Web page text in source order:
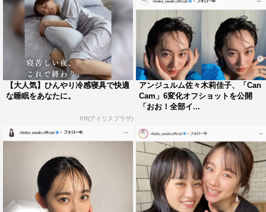
【大人気】ひんやり冷感寝具で快適
な睡眠をあなたに。
PR(アイリスプラザ)
アンジュルム佐々木莉佳子、「Can
Cam」6変化オフショットを公開
「おお！全部イ...